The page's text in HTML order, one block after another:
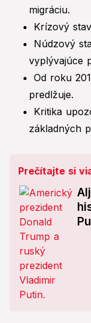
migráciu.
Krízový
Núdzový
vyplývajúce
Od roku
predlžuje.
Kritika
základných
Prečítajte si